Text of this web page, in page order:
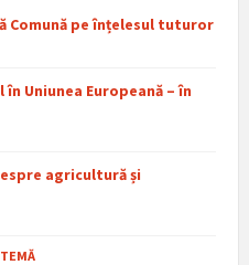
Comună pe înțelesul tuturor
Uniunea Europeană – în
agricultură și